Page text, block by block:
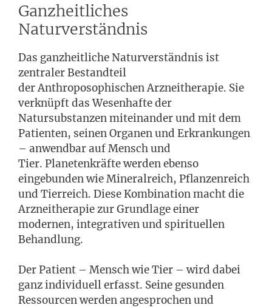
Ganzheitliches
Naturverständnis
Das ganzheitliche Naturverständnis ist
zentraler Bestandteil
der Anthroposophischen Arzneitherapie. Sie
verknüpft das Wesenhafte der
Natursubstanzen miteinander und mit dem
Patienten, seinen Organen und Erkrankungen
– anwendbar auf Mensch und
Tier. Planetenkräfte werden ebenso
eingebunden wie Mineralreich, Pflanzenreich
und Tierreich. Diese Kombination macht die
Arzneitherapie zur Grundlage einer
modernen, integrativen und spirituellen
Behandlung.
Der Patient – Mensch wie Tier – wird dabei
ganz individuell erfasst. Seine gesunden
Ressourcen werden angesprochen und